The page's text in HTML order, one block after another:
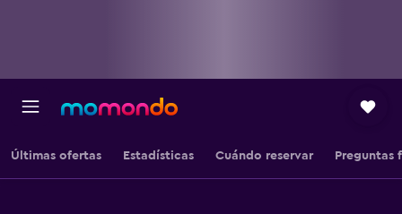
Últimas ofertas Estadísticas Cuándo reservar Preguntas